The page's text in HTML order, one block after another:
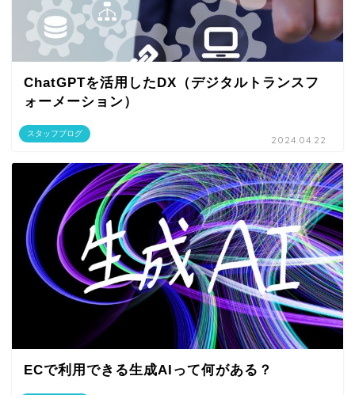
スタッフブログ
ChatGPTを活用したDX（デジタルトランスフ
ォーメーション）
2024.04.22
ECで利用できる生成AIって何がある？